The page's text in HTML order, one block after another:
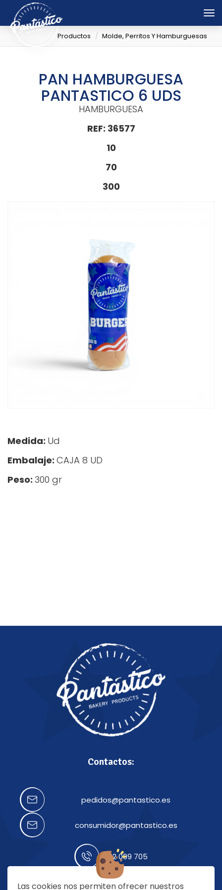
Las cookies nos permiten ofrecer nuestros
Productos Molde, Perritos Y Hamburguesas
PAN HAMBURGUESA
PANTASTICO 6 UDS
HAMBURGUESA
REF: 36577
10
70
300
Medida: Ud
Embalaje: CAJA 8 UD
Peso: 300 gr
Contactos:
pedidos@pantastico.es
consumidor@pantastico.es
922 099 705